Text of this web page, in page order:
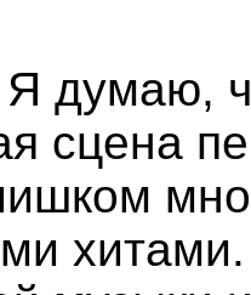
думаю,
сцена